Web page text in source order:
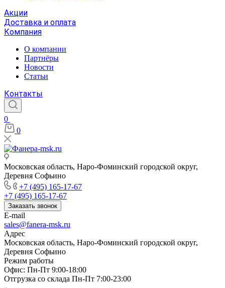
Акции
Доставка и оплата
Компания
О компании
Партнёры
Новости
Статьи
Контакты
0
0
Московская область, Наро-Фоминский городской округ,
Деревня Софьино
+7 (495) 165-17-67
+7 (495) 165-17-67
Заказать звонок
E-mail
sales@fanera-msk.ru
Адрес
Московская область, Наро-Фоминский городской округ,
Деревня Софьино
Режим работы
Офис: Пн-Пт 9:00-18:00
Отгрузка со склада Пн-Пт 7:00-23:00